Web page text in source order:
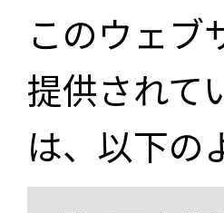
このウェブ
提供されて
は、以下の